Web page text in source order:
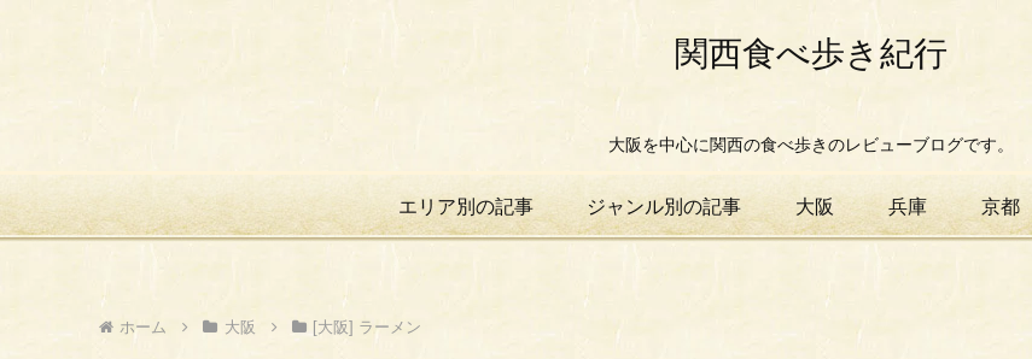
関西食べ歩き紀行
大阪を中心に関西の食べ歩きのレビューブログです。
エリア別の記事 ジャンル別の記事 大阪 兵庫 京都
ホーム 大阪 [大阪] ラーメン